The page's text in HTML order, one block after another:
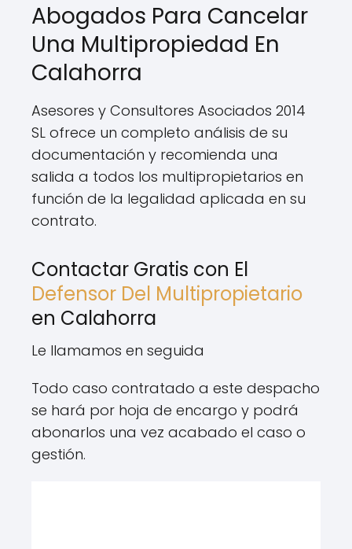
Abogados Para Cancelar
Una Multipropiedad En
Calahorra
Asesores y Consultores Asociados 2014
SL ofrece un completo análisis de su
documentación y recomienda una
salida a todos los multipropietarios en
función de la legalidad aplicada en su
contrato.
Contactar Gratis con El
Defensor Del Multipropietario
en Calahorra
Le llamamos en seguida
Todo caso contratado a este despacho
se hará por hoja de encargo y podrá
abonarlos una vez acabado el caso o
gestión.